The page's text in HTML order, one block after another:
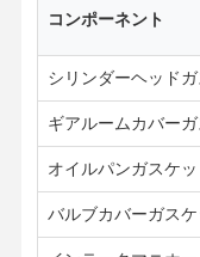
YANMAR エンジン
DOOSAN 掘削機
エンジン オイル
コンポーネント
シリンダーヘッド
ギアルームカバーガ
オイルパンガスケッ
バルブカバーガスケ